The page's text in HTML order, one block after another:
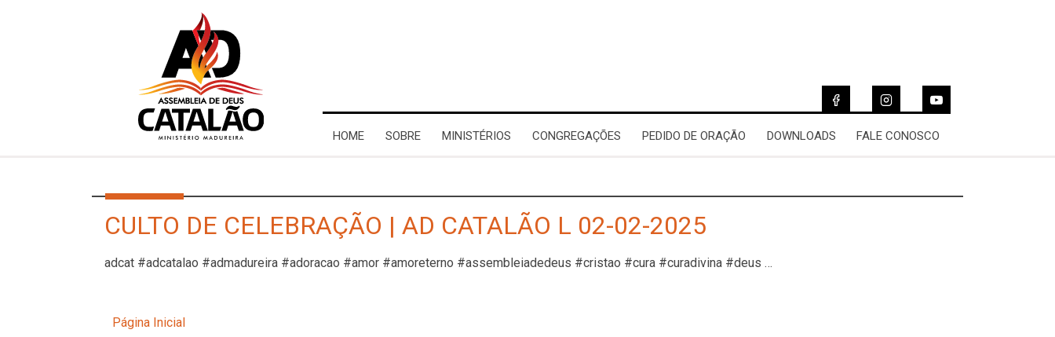
HOME SOBRE MINISTÉRIOS CONGREGAÇÕES PEDIDO DE ORAÇÃO DOWNLOADS FALE CONOSCO
CULTO DE CELEBRAÇÃO | AD CATALÃO L 02-02-2025
adcat #adcatalao #admadureira #adoracao #amor #amoreterno #assembleiadedeus #cristao #cura #curadivina #deus …
Página Inicial